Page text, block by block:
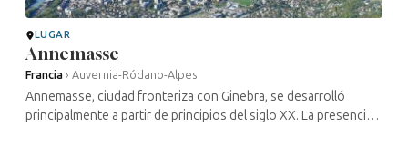
LUGAR
Annemasse
Francia › Auvernia-Ródano-Alpes
Annemasse, ciudad fronteriza con Ginebra, se desarrolló
principalmente a partir de principios del siglo XX. La presencia